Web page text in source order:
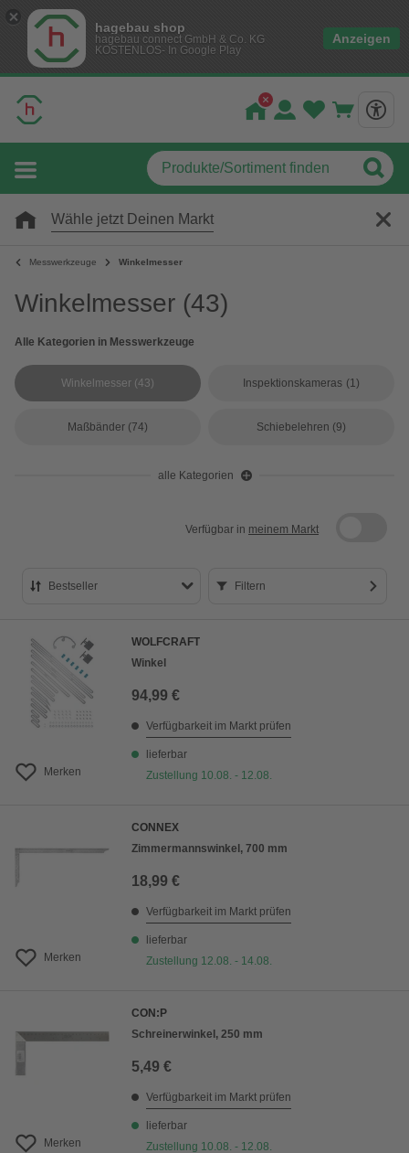
hagebau shop
hagebau connect GmbH & Co. KG
KOSTENLOS- In Google Play
Anzeigen
Wähle jetzt Deinen Markt
Messwerkzeuge Winkelmesser
Winkelmesser (43)
Alle Kategorien in Messwerkzeuge
Winkelmesser (43) Inspektionskameras (1)
Maßbänder (74) Schiebelehren (9)
alle Kategorien
Verfügbar in meinem Markt
Bestseller
Preis aufsteigend
Preis absteigend
Bewertung
Filtern
Merken
WOLFCRAFT
Winkel
94,99 €
Verfügbarkeit im Markt prüfen
lieferbar
Zustellung 10.08. - 12.08.
Merken
CONNEX
Zimmermannswinkel, 700 mm
18,99 €
Verfügbarkeit im Markt prüfen
lieferbar
Zustellung 12.08. - 14.08.
Merken
CON:P
Schreinerwinkel, 250 mm
5,49 €
Verfügbarkeit im Markt prüfen
lieferbar
Zustellung 10.08. - 12.08.